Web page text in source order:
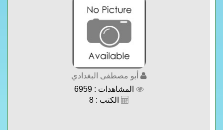
أبو مصطفى البغدادي
المشاهدات : 6959
الكتب : 8